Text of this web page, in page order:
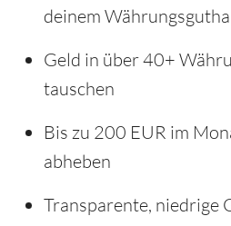
deinem
Geld in über 40+
tauschen
Bis zu 200 EUR im
abheben
Transparente, niedrige